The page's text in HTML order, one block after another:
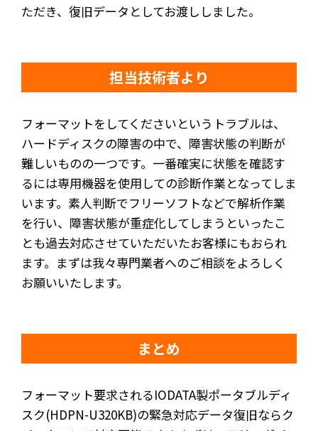
ただき、復旧データとしてお渡ししました。
担当技術者より
フォーマットをしてくださいというトラブルは、
ハードディスクの障害の中で、障害状態の判断が
難しいものの一つです。一番確実に状態を確認す
るには専用機器を使用しての診断作業となってしま
います。素人判断でフリーソフトなどで解析作業
を行い、障害状態が重症化してしまうといったこ
とも過去対応させていただいたお客様にもおられ
ます。まずは我々専門業者へのご相談をよろしく
お願いいたします。
まとめ
フォーマット要求されるIODATA製ポータブルディ
スク(HDPN-U320KB)の緊急対応データ復旧ならク